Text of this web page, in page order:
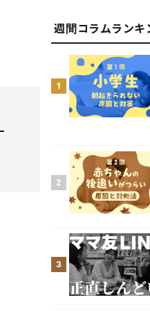
週間コラムランキ
1
2
3